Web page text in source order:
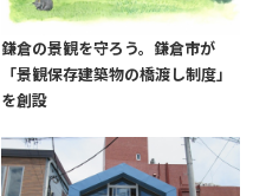
鎌倉の景観を守ろう。鎌倉市が
「景観保存建築物の橋渡し制度」
を創設